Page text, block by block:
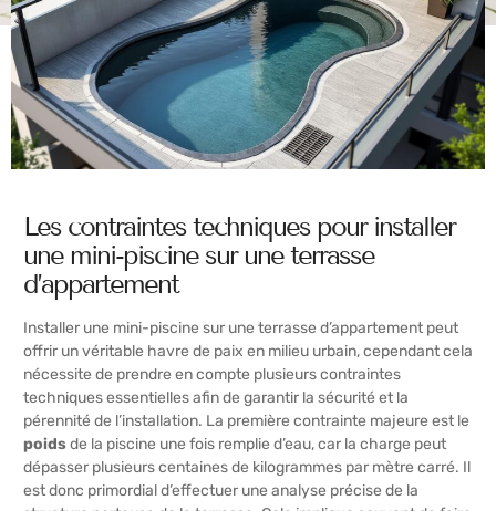
Les contraintes techniques pour installer
une mini-piscine sur une terrasse
d’appartement
Installer une mini-piscine sur une terrasse d’appartement peut
offrir un véritable havre de paix en milieu urbain, cependant cela
nécessite de prendre en compte plusieurs contraintes
techniques essentielles afin de garantir la sécurité et la
pérennité de l’installation. La première contrainte majeure est le
poidsde la piscine une fois remplie d’eau, car la charge peut
dépasser plusieurs centaines de kilogrammes par mètre carré. Il
est donc primordial d’effectuer une analyse précise de la